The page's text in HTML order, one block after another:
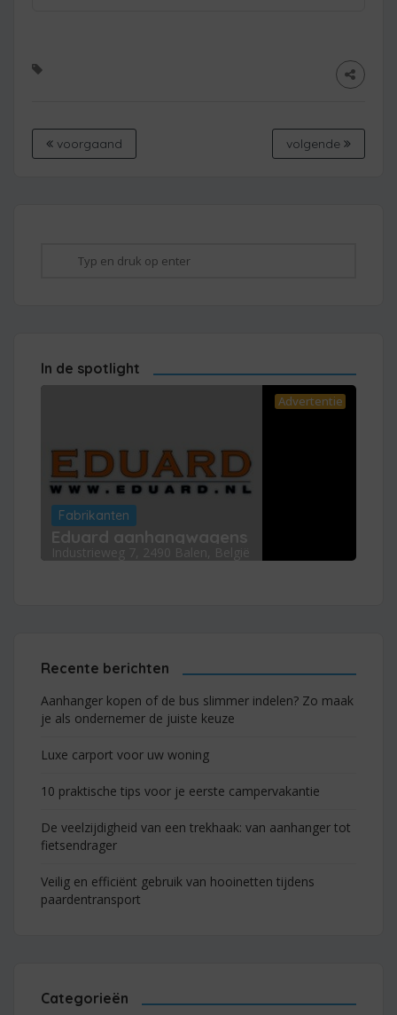
voorgaand volgende
In de spotlight
Advertentie
Fabrikanten
Recente berichten
Aanhanger kopen of de bus slimmer indelen? Zo maak
je als ondernemer de juiste keuze
Luxe carport voor uw woning
10 praktische tips voor je eerste campervakantie
De veelzijdigheid van een trekhaak: van aanhanger tot
fietsendrager
Veilig en efficiënt gebruik van hooinetten tijdens
paardentransport
Categorieën